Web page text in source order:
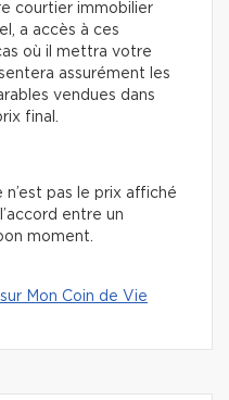
courtier immobilier
a accès à ces
où il mettra votre
assurément les
vendues dans
final.
n’est pas le prix affiché
entre un
moment.
Mon Coin de Vie